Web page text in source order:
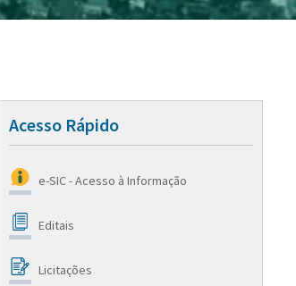
Acesso Rápido
e-SIC - Acesso à Informação
Editais
Licitações